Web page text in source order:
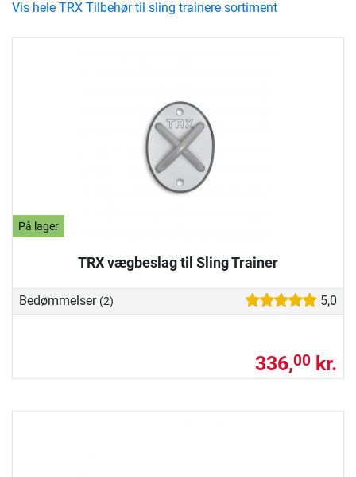
På lager
TRX vægbeslag til Sling Trainer
Bedømmelser (2) 5,0
336,00 kr.
Vis hele TRX Tilbehør til sling trainere sortiment